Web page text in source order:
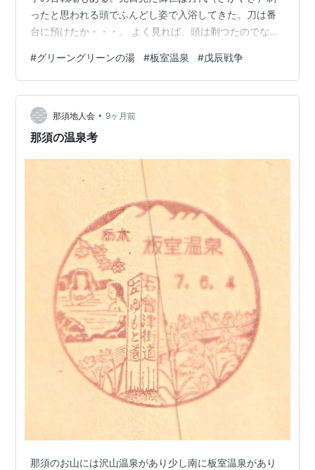
ったと思われる頭でふんどし姿で入浴してきた。刀は番
台に預けたか・・・。 よく見れば、頭は剃つたのでなく
い、しかし、体つきは浅黒くがっしりとし、なかなかの
面構えで野武士の風格。昔はこんな感じで傷を癒しに来
たのかと往時に思いを馳せます。御仁の那須弁は心地よ
く聞こえます。 こんな情緒と那須の風俗を知る場所はあ
りません。 【３月２９日】で休止 施設老朽、すぐ後ろが
#グリーングリーンの湯 #板室温泉 #戊辰戦争
那須地人会 • 9ヶ月前
那須の温泉考
那須のお山には沢山温泉があり少し南に板室温泉があり